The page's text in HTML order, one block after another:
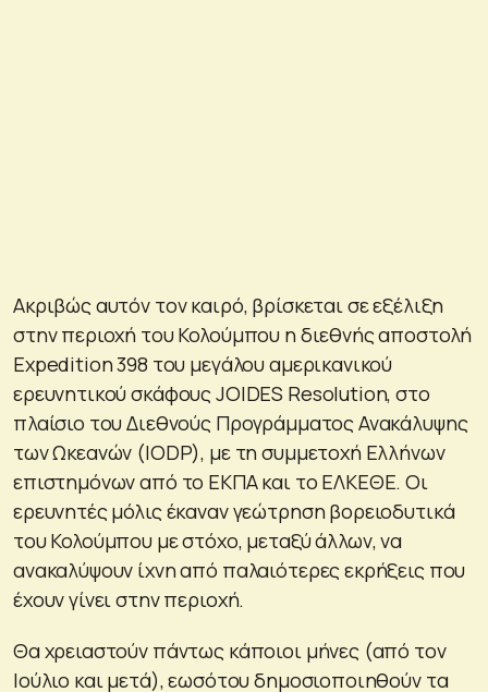
Ακριβώς αυτόν τον καιρό, βρίσκεται σε εξέλιξη
στην περιοχή του Κολούμπου η διεθνής αποστολή
Expedition 398 του μεγάλου αμερικανικού
ερευνητικού σκάφους JOIDES Resolution, στο
πλαίσιο του Διεθνούς Προγράμματος Ανακάλυψης
των Ωκεανών (IODP), με τη συμμετοχή Ελλήνων
επιστημόνων από το ΕΚΠΑ και το ΕΛΚΕΘΕ. Οι
ερευνητές μόλις έκαναν γεώτρηση βορειοδυτικά
του Κολούμπου με στόχο, μεταξύ άλλων, να
ανακαλύψουν ίχνη από παλαιότερες εκρήξεις που
έχουν γίνει στην περιοχή.
Θα χρειαστούν πάντως κάποιοι μήνες (από τον
Ιούλιο και μετά), εωσότου δημοσιοποιηθούν τα